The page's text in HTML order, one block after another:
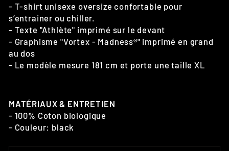
- T-shirt unisexe oversize confortable pour
s’entrainer ou chiller.
- Texte "Athlète" imprimé sur le devant
- Graphisme "Vortex - Madness®" imprimé en grand
au dos
- Le modèle mesure 181 cm et porte une taille XL
MATÉRIAUX & ENTRETIEN
- 100% Coton biologique
- Couleur: black